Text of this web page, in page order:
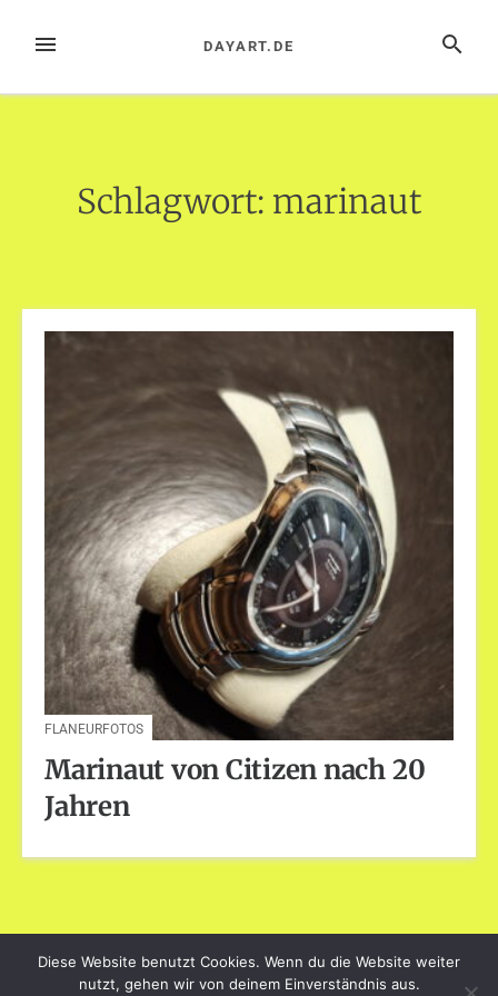
InhaltMENÜ SUCHE
DAYART.DE
Schlagwort: marinaut
FLANEURFOTOS
Marinaut von Citizen nach 20
Jahren
dayart.de
Diese Website benutzt Cookies. Wenn du die Website weiter
nutzt, gehen wir von deinem Einverständnis aus.